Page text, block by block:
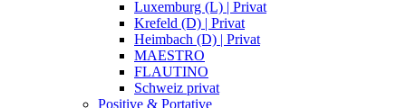
Luxemburg (L) | Privat
Krefeld (D) | Privat
Heimbach (D) | Privat
MAESTRO
FLAUTINO
Schweiz privat
Positive & Portative